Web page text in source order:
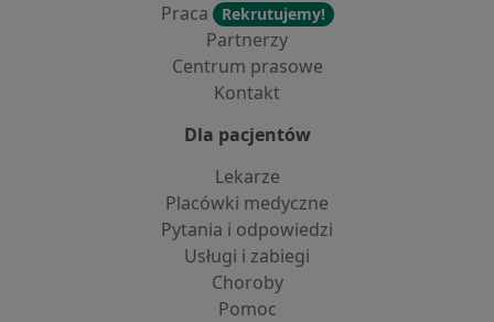
Praca
Rekrutujemy!
Partnerzy
Centrum prasowe
Kontakt
Dla pacjentów
Lekarze
Placówki medyczne
Pytania i odpowiedzi
Usługi i zabiegi
Choroby
Pomoc